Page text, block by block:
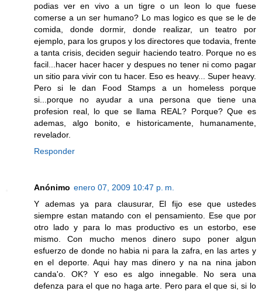
podias ver en vivo a un tigre o un leon lo que fuese
comerse a un ser humano? Lo mas logico es que se le de
comida, donde dormir, donde realizar, un teatro por
ejemplo, para los grupos y los directores que todavia, frente
a tanta crisis, deciden seguir haciendo teatro. Porque no es
facil...hacer hacer hacer y despues no tener ni como pagar
un sitio para vivir con tu hacer. Eso es heavy... Super heavy.
Pero si le dan Food Stamps a un homeless porque
si...porque no ayudar a una persona que tiene una
profesion real, lo que se llama REAL? Porque? Que es
ademas, algo bonito, e historicamente, humanamente,
revelador.
Responder
Anónimo enero 07, 2009 10:47 p. m.
Y ademas ya para clausurar, El fijo ese que ustedes
siempre estan matando con el pensamiento. Ese que por
otro lado y para lo mas productivo es un estorbo, ese
mismo. Con mucho menos dinero supo poner algun
esfuerzo de donde no habia ni para la zafra, en las artes y
en el deporte. Aqui hay mas dinero y na na nina jabon
canda'o. OK? Y eso es algo innegable. No sera una
defenza para el que no haga arte. Pero para el que si, si lo